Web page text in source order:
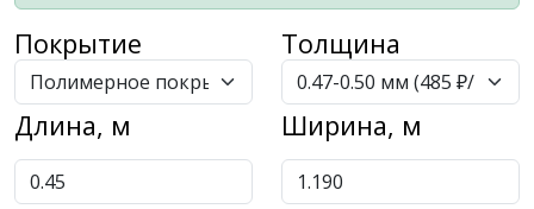
Покрытие Толщина
Длина, м Ширина, м